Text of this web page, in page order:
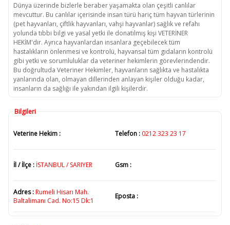
Dünya üzerinde bizlerle beraber yaşamakta olan çeşitli canlılar
mevcuttur. Bu canlılar içerisinde insan türü hariç tüm hayvan türlerinin
(pet hayvanları, çiftlik hayvanları, vahşi hayvanlar) sağlık ve refahı
yolunda tıbbi bilgi ve yasal yetki ile donatılmış kişi VETERİNER
HEKİM'dir. Ayrıca hayvanlardan insanlara geçebilecek tüm
hastalıkların önlenmesi ve kontrolü, hayvansal tüm gıdaların kontrolü
gibi yetki ve sorumluluklar da veteriner hekimlerin görevlerindendir.
Bu doğrultuda Veteriner Hekimler, hayvanların sağlıkta ve hastalıkta
yanlarında olan, olmayan dillerinden anlayan kişiler olduğu kadar,
insanların da sağlığı ile yakından ilgili kişilerdir.
Bilgileri
Veterine Hekim : Telefon : 0212 323 23 17
İl / İlçe : İSTANBUL / SARIYER Gsm :
Adres :Rumeli Hisarı Mah.
Baltalimanı Cad. No:15 Dk:1
Eposta :